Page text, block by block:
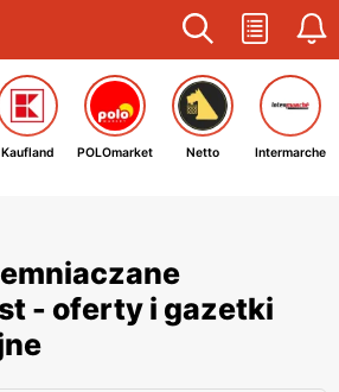
Kaufland POLOmarket Netto Intermarche
- oferty i gazetki